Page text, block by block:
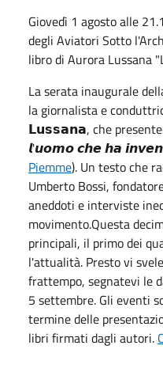
Giovedì 1 agosto alle
degli Aviatori Sotto
libro di Aurora Lussana
La serata inaugurale
la giornalista e
𝗟𝘂𝘀𝘀𝗮𝗻𝗮, che
𝙡'𝙪𝙤𝙢𝙤 𝙘𝙝𝙚 𝙝𝙖
Piemme). Un testo che
Umberto Bossi,
aneddoti e interviste
movimento.Questa
principali, il primo dei
l'attualità. Presto vi
frattempo, segnatevi le
5 settembre. Gli eventi
termine delle
libri firmati dagli autori.